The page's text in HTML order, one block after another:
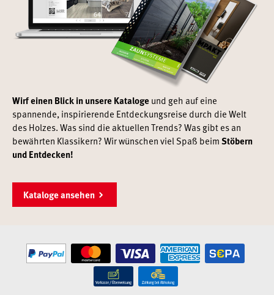
Wirf einen Blick in unsere Katalogeund geh auf eine
spannende, inspirierende Entdeckungsreise durch die Welt
des Holzes. Was sind die aktuellen Trends? Was gibt es an
bewährten Klassikern? Wir wünschen viel Spaß beimStöbern
und Entdecken!
Kataloge ansehen